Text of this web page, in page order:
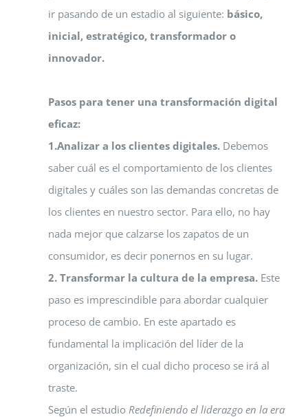
ir pasando de un estadio al siguiente: básico,
inicial, estratégico, transformador o
innovador.
Pasos para tener una transformación digital
eficaz:
1.Analizar a los clientes digitales. Debemos
saber cuál es el comportamiento de los clientes
digitales y cuáles son las demandas concretas de
los clientes en nuestro sector. Para ello, no hay
nada mejor que calzarse los zapatos de un
consumidor, es decir ponernos en su lugar.
2. Transformar la cultura de la empresa. Este
paso es imprescindible para abordar cualquier
proceso de cambio. En este apartado es
fundamental la implicación del líder de la
organización, sin el cual dicho proceso se irá al
traste.
Según el estudio Redefiniendo el liderazgo en la era